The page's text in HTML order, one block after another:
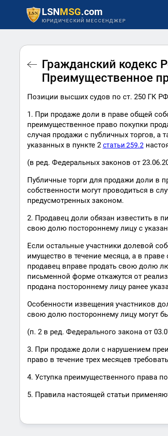
LSNMSG.com
ЮРИДИЧЕСКИЙ МЕССЕНДЖЕР
Гражданский кодекс
Преимущественное
Позиции высших судов по ст. 250 ГК
1. При продаже доли в праве общей
преимущественное право покупки
случая продажи с публичных торгов, а
указанных в пункте 2 статьи 259.2
(в ред. Федеральных законов от
Публичные торги для продажи доли в
собственности могут проводиться в
предусмотренных законом.
2. Продавец доли обязан известить в
свою долю постороннему лицу с
Если остальные участники долевой
имущество в течение месяца, а в
продавец вправе продать свою долю
письменной форме откажутся от
продана постороннему лицу ранее
Особенности извещения участников
свою долю постороннему лицу могут
(п. 2 в ред. Федерального закона от
3. При продаже доли с нарушением
право в течение трех месяцев
4. Уступка преимущественного права
5. Правила настоящей статьи